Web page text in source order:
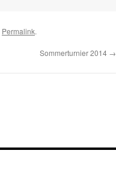
Permalink.
Sommerturnier 2014 →